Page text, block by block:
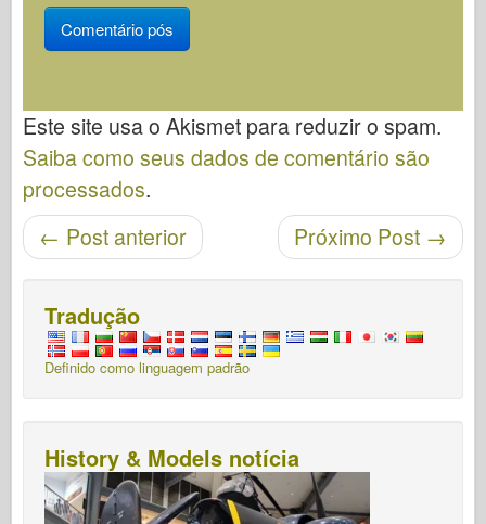
Este site usa o Akismet para reduzir o spam.
Saiba como seus dados de comentário são
processados.
Navegação pós Próximo Post →
← Post anterior
Tradução
Definido como linguagem padrão
History & Models notícia